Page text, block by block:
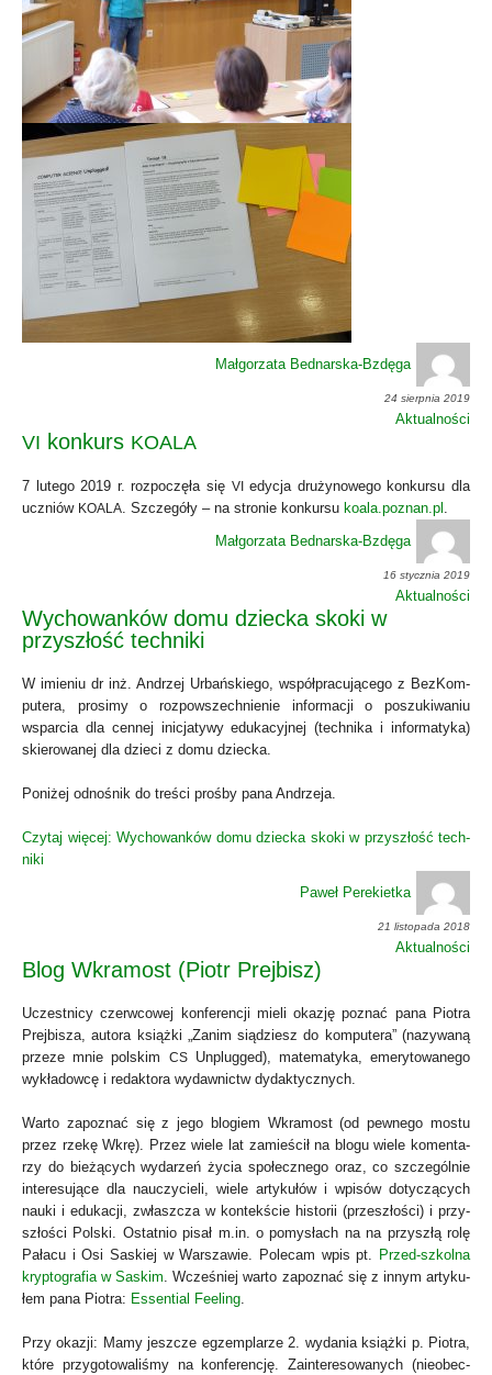
Małgorzata Bednarska-Bzdęga
24 sierpnia 2019
Aktualności
VI konkurs KOALA
7 lute­go 2019 r. roz­po­czę­ła się VIedy­cja dru­ży­no­we­go kon­kur­su dla
uczniów KOALA. Szcze­gó­ły – na stro­nie kon­kur­su koala.poznan.pl .
Małgorzata Bednarska-Bzdęga
16 stycznia 2019
Aktualności
Wychowanków domu dziecka skoki w
przyszłość techniki
W imie­niu dr inż. Andrzej Urbań­skie­go, współ­pra­cu­ją­ce­go z Bez­Kom­
pu­te­ra, pro­si­my o roz­po­wszech­nie­nie infor­ma­cji o poszu­ki­wa­niu
wspar­cia dla cen­nej ini­cja­ty­wy edu­ka­cyj­nej (tech­ni­ka i infor­ma­ty­ka)
skie­ro­wa­nej dla dzie­ci z domu dziec­ka.
Poni­żej odno­śnik do tre­ści proś­by pana Andrze­ja.
Czy­taj wię­cej: Wycho­wan­ków domu dziec­ka sko­ki w przy­szłość tech­
ni­ki
Paweł Perekietka
21 listopada 2018
Aktualności
Blog Wkramost (Piotr Prejbisz)
Uczest­ni­cy czerw­co­wej kon­fe­ren­cji mie­li oka­zję poznać pana Pio­tra
Prej­bi­sza, auto­ra książ­ki „Zanim sią­dziesz do kom­pu­te­ra” (nazy­wa­ną
prze­ze mnie pol­skim CSUnplug­ged), mate­ma­ty­ka, eme­ry­to­wa­ne­go
wykła­dow­cę i redak­to­ra wydaw­nictw dydak­tycz­nych.
War­to zapo­znać się z jego blo­giem Wkra­most (od pew­ne­go mostu
przez rze­kę Wkrę). Przez wie­le lat zamie­ścił na blo­gu wie­le komen­ta­
rzy do bie­żą­cych wyda­rzeń życia spo­łecz­ne­go oraz, co szcze­gól­nie
inte­re­su­ją­ce dla nauczy­cie­li, wie­le arty­ku­łów i wpi­sów doty­czą­cych
nauki i edu­ka­cji, zwłasz­cza w kon­tek­ście histo­rii (prze­szło­ści) i przy­
szło­ści Pol­ski. Ostat­nio pisał m.in. o pomy­słach na na przy­szłą rolę
Pała­cu i Osi Saskiej w War­sza­wie. Pole­cam wpis pt. Przed-szkol­na
kryp­to­gra­fia w Saskim. Wcze­śniej war­to zapo­znać się z innym arty­ku­
łem pana Pio­tra: Essen­tial Feeling.
Przy oka­zji: Mamy jesz­cze egzem­pla­rze 2. wyda­nia książ­ki p. Pio­tra,
któ­re przy­go­to­wa­li­śmy na kon­fe­ren­cję. Zain­te­re­so­wa­nych (nie­obec­